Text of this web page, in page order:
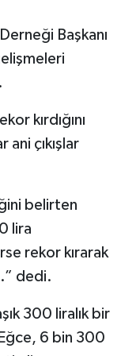
Başkanı
kırdığını
çıkışlar
belirten
lira
rekor kırarak
dedi.
300 liralık bir
6 bin 300